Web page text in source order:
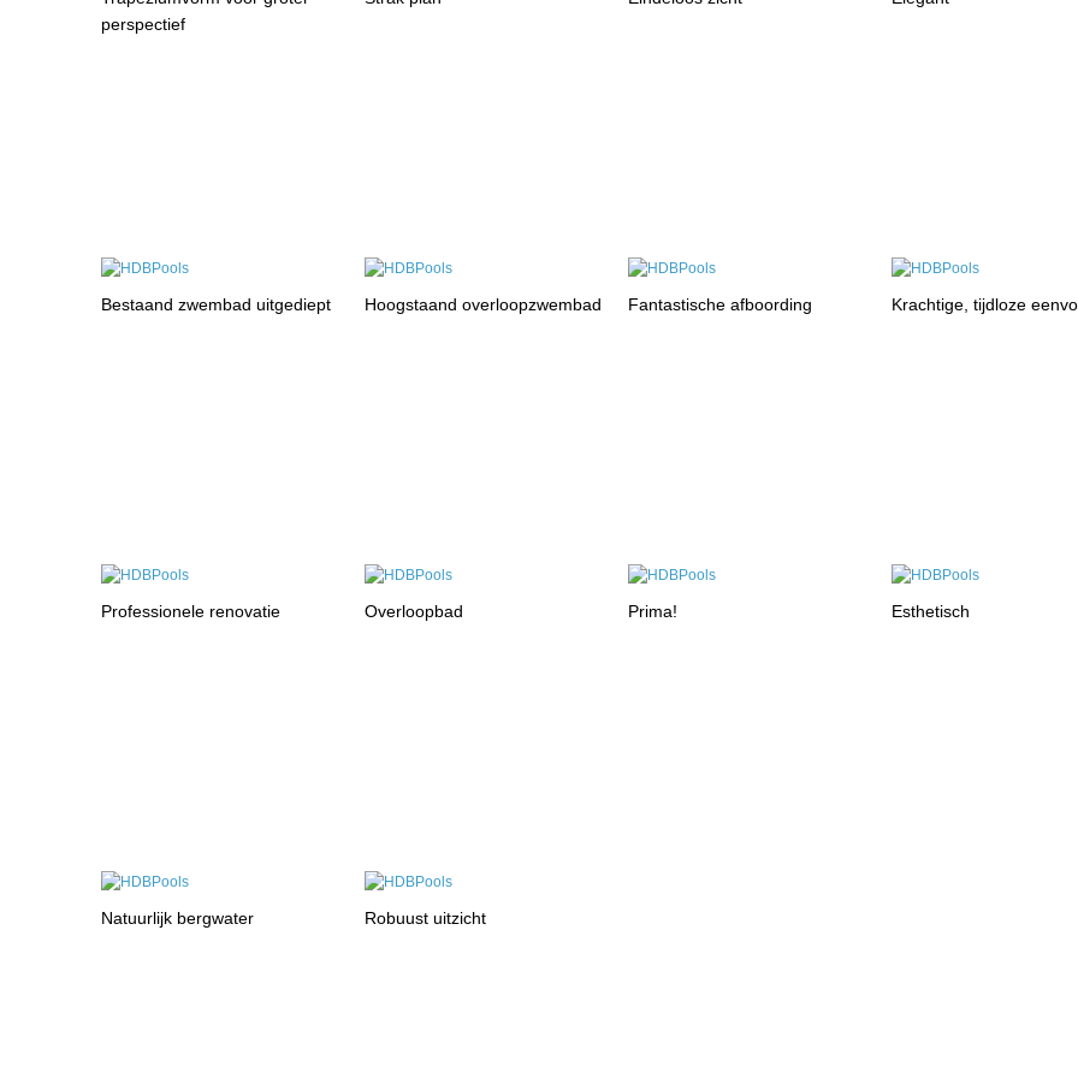
perspectief
Bestaand zwembad uitgediept Hoogstaand overloopzwembad Fantastische afboording Krachtige, tijdloze
Professionele renovatie Overloopbad Prima! Esthetisch
Natuurlijk bergwater Robuust uitzicht